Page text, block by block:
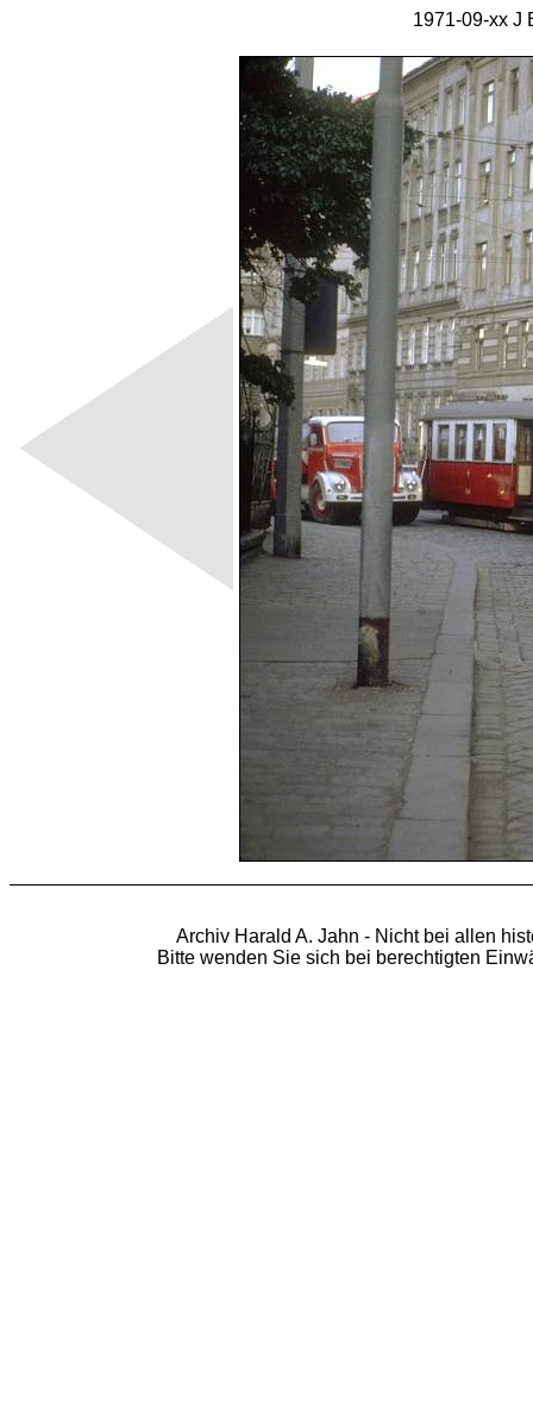
1971-09-xx J
Archiv Harald A. Jahn - Nicht bei allen
Bitte wenden Sie sich bei berechtigten